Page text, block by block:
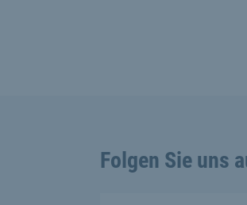
Folgen Sie uns